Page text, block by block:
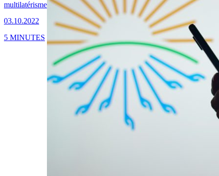
multilatérisme
03.10.2022
5 MINUTES